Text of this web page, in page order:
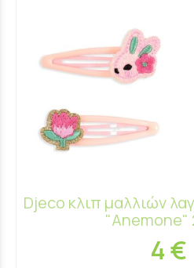
Djeco κλιπ μαλλιών
"Anemone"
4 €